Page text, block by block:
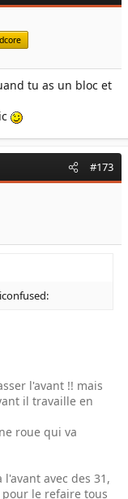
tu as un bloc et
#173
l'avant !! mais
il travaille en
roue qui va
avec des 31,
le refaire tous